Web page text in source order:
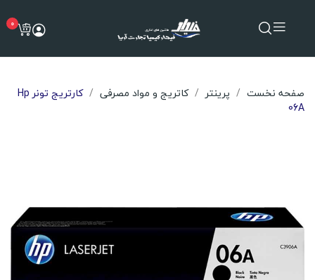
0
صفحه نخست پرینتر کاتریج و مواد مصرفی
کارتریج تونر Hp
06A